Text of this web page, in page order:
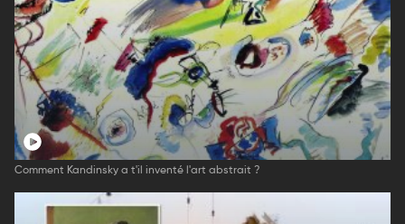
Comment Kandinsky a t'il inventé l'art abstrait ?